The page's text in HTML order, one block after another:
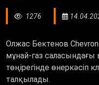
1276
Олжас Бектенов
мұнай-газ
төңірегінде өнеркәсіп
талқылады.